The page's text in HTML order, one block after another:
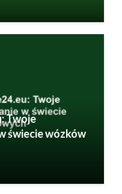
Twoje
świecie wózków